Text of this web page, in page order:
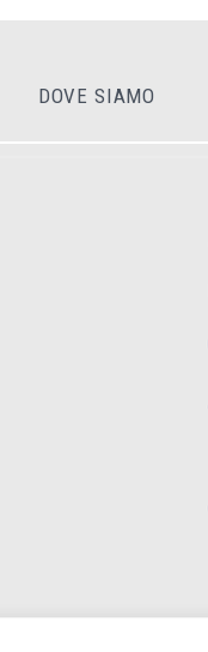
DOVE SIAMO